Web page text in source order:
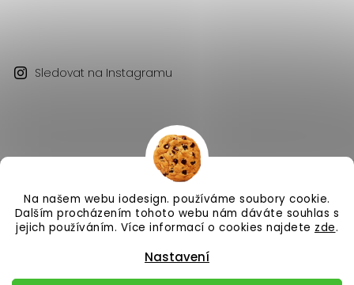
Na našem webu iodesign. používáme soubory cookie.
Dalším procházením tohoto webu nám dáváte souhlas s
jejich používáním. Více informací o cookies najdete zde.
Nastavení
Sledovat na Instagramu
Copyright 2026 iodesign. . Všechna práva vyhrazena.
Vytvořil Shoptet| DesignShoptak.cz